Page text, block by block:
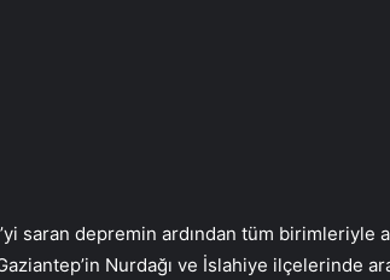
saran depremin ardından tüm birimleriyle
Nurdağı ve İslahiye ilçelerinde